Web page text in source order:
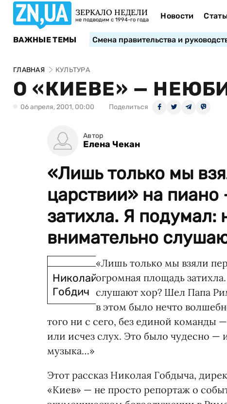
ЗЕРКАЛО НЕДЕЛИ
не подводим с 1994-го года Новости
ВАЖНЫЕ ТЕМЫ Смена правительства и
ГЛАВНАЯ КУЛЬТУРА
О «КИЕВЕ» —
06 апреля, 2001, 00:00 Поделиться
Автор
Елена Чекан
«Лишь только мы
царствии» на
затихла. Я подумал:
внимательно
Николай
Гобдич
«Лишь только мы взяли
огромная площадь
слушают хор? Шел Папа
в этом было нечто
того ни с сего, без единой команды
или исчез слух. Это было чудесно —
музыка…»
Этот рассказ Николая Гобдыча,
«Киев» — не просто репортаж о